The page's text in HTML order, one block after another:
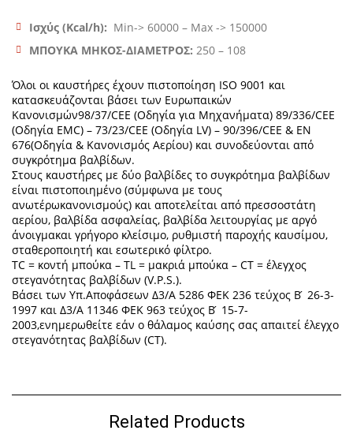
Ισχύς (Kcal/h): Min-> 60000 – Max -> 150000
ΜΠΟΥΚΑ ΜΗΚΟΣ-ΔΙΑΜΕΤΡΟΣ: 250 – 108
Όλοι οι καυστήρες έχουν πιστοποίηση ISO 9001 και
κατασκευάζονται βάσει των Ευρωπαικών
Κανονισμών98/37/CEE (Οδηγία για Μηχανήματα) 89/336/CEE
(Οδηγία EMC) – 73/23/CEE (Οδηγία LV) – 90/396/CEE & ΕΝ
676(Οδηγία & Κανονισμός Αερίου) και συνοδεύονται από
συγκρότημα βαλβίδων.
Στους καυστήρες με δύο βαλβίδες το συγκρότημα βαλβίδων
είναι πιστοποιημένο (σύμφωνα με τους
ανωτέρωκανονισμούς) και αποτελείται από πρεσσοστάτη
αερίου, βαλβίδα ασφαλείας, βαλβίδα λειτουργίας με αργό
άνοιγμακαι γρήγορο κλείσιμο, ρυθμιστή παροχής καυσίμου,
σταθεροποιητή και εσωτερικό φίλτρο.
TC = κοντή μπούκα – TL = μακριά μπούκα – CT = έλεγχος
στεγανότητας βαλβίδων (V.P.S.).
Βάσει των Υπ.Αποφάσεων Δ3/Α 5286 ΦΕΚ 236 τεύχος Β ́ 26-3-
1997 και Δ3/Α 11346 ΦΕΚ 963 τεύχος Β ́ 15-7-
2003,ενημερωθείτε εάν ο θάλαμος καύσης σας απαιτεί έλεγχο
στεγανότητας βαλβίδων (CT).
Related Products